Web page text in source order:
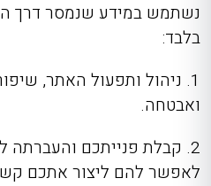
נשתמש במידע שנמסר דרך
בלבד:
1. ניהול ותפעול האתר,
ואבטחה.
2. קבלת פנייתכם והעברתה
לאפשר להם ליצור אתכם